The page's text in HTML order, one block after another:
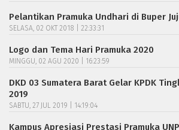
Pelantikan Pramuka Undhari di Buper
SELASA, 02 OKT 2018 | 22:33:31
Logo dan Tema Hari Pramuka 2020
MINGGU, 02 AGU 2020 | 16:23:59
DKD 03 Sumatera Barat Gelar KPDK
2019
SABTU, 27 JUL 2019 | 14:19:04
Kampus Apresiasi Prestasi Pramuka